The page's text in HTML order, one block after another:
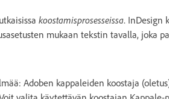
koostamisprosesseissa. InDesign
mukaan tekstin tavalla, joka
Adoben kappaleiden koostaja